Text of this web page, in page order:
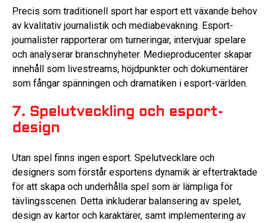
Precis som traditionell sport har esport ett växande behov
av kvalitativ journalistik och mediabevakning. Esport-
journalister rapporterar om turneringar, intervjuar spelare
och analyserar branschnyheter. Medieproducenter skapar
innehåll som livestreams, höjdpunkter och dokumentärer
som fångar spänningen och dramatiken i esport-världen.
7. Spelutveckling och esport-
design
Utan spel finns ingen esport. Spelutvecklare och
designers som förstår esportens dynamik är eftertraktade
för att skapa och underhålla spel som är lämpliga för
tävlingsscenen. Detta inkluderar balansering av spelet,
design av kartor och karaktärer, samt implementering av